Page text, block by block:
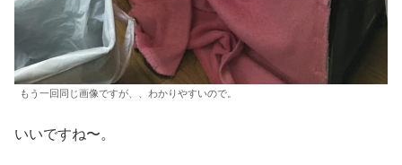
もう一回同じ画像ですが、、わかりやすいので。
いいですね〜。